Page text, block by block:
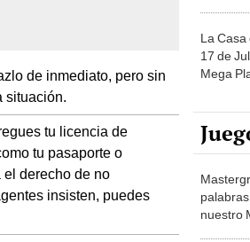
de inmediato, pero sin
situación.
tu licencia de
tu pasaporte o
derecho de no
insisten, puedes
La Casa
17 de
Mega
nuestro